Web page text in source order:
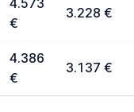
4.573
€
3.228 €
4.386
€
3.137 €